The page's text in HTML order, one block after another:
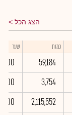
הצג הכל
כמות שער
59,184
0.00
3,754
0.00
2,115,552
0.00